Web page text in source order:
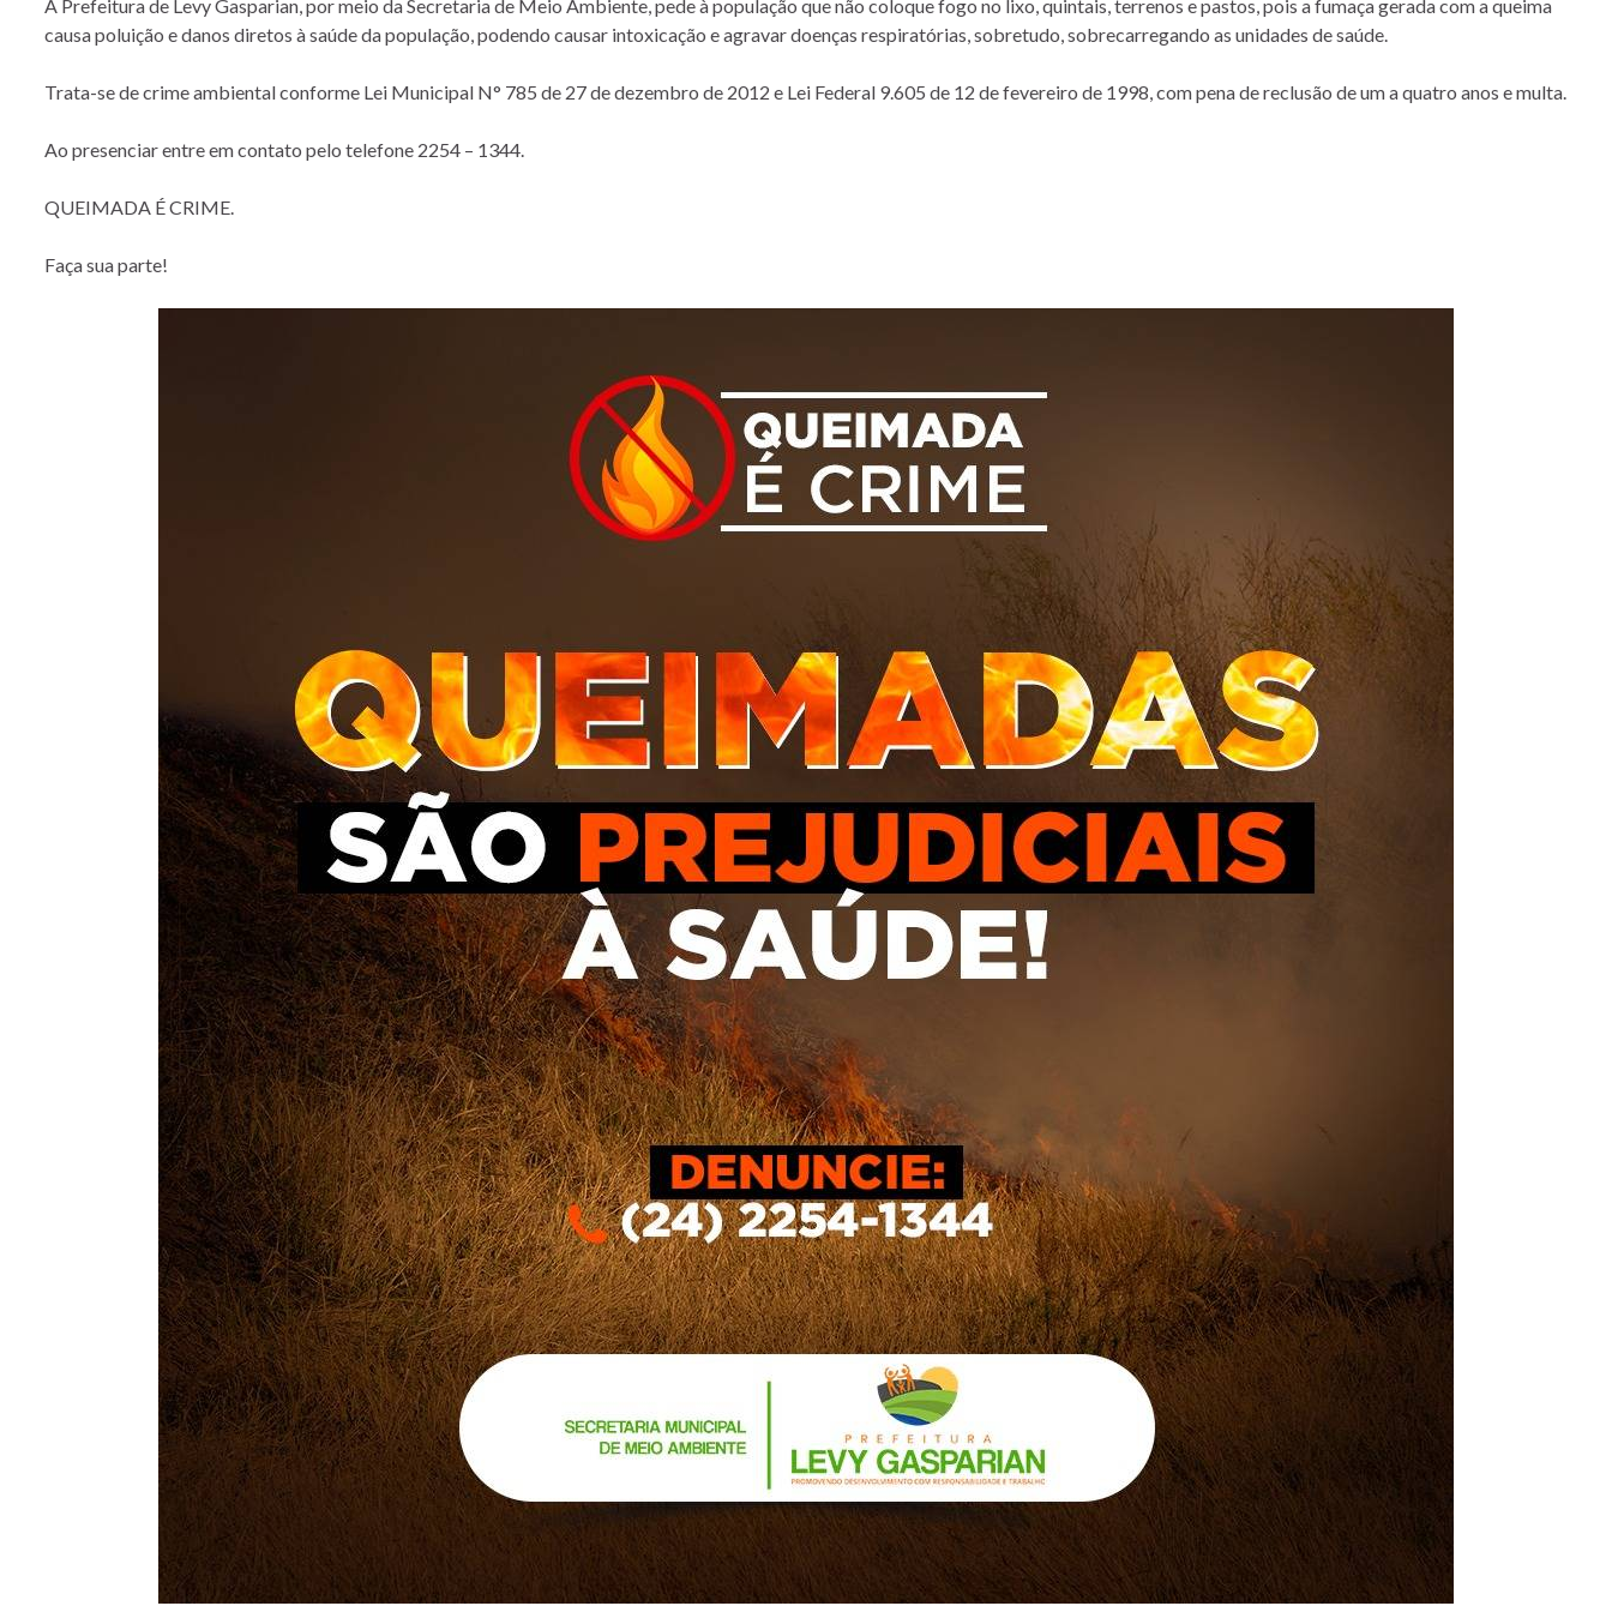
A Prefeitura de Levy Gasparian, por meio da Secretaria de Meio Ambiente, pede à população que não coloque fogo no lixo, quintais, terrenos e pastos, pois a fumaça gerada com a queima
causa poluição e danos diretos à saúde da população, podendo causar intoxicação e agravar doenças respiratórias, sobretudo, sobrecarregando as unidades de saúde.
Trata-se de crime ambiental conforme Lei Municipal N° 785 de 27 de dezembro de 2012 e Lei Federal 9.605 de 12 de fevereiro de 1998, com pena de reclusão de um a quatro anos e multa.
Ao presenciar entre em contato pelo telefone 2254 – 1344.
QUEIMADA É CRIME.
Faça sua parte!